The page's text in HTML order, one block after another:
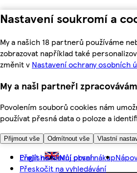
Nastavení soukromí a
My a našich 18 partnerů používáme
zobrazovat například také
změnit v Nastavení ochrany osobních
My a naši partneři
Povolením souborů cookies nám
používat přesná data o poloze a
Přijmout vše Odmítnout vše Vlastní
Přejít na hlavní obsah
Přeskočit na vyhledávání
English Můj první nákup